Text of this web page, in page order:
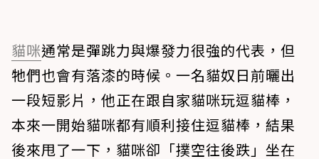
貓咪通常是彈跳力與爆發力很強的代表，但
牠們也會有落漆的時候。一名貓奴日前曬出
一段短影片，他正在跟自家貓咪玩逗貓棒，
本來一開始貓咪都有順利接住逗貓棒，結果
後來甩了一下，貓咪卻「撲空往後跌」坐在